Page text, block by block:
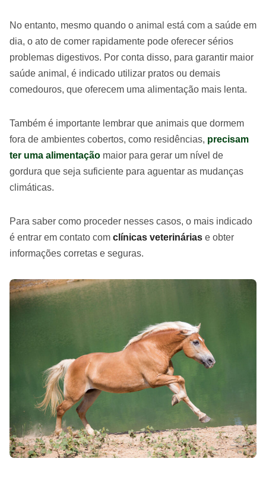
No entanto, mesmo quando o animal está com a saúde em
dia, o ato de comer rapidamente pode oferecer sérios
problemas digestivos. Por conta disso, para garantir maior
saúde animal, é indicado utilizar pratos ou demais
comedouros, que oferecem uma alimentação mais lenta.
Também é importante lembrar que animais que dormem
fora de ambientes cobertos, como residências, precisam
ter uma alimentação maior para gerar um nível de
gordura que seja suficiente para aguentar as mudanças
climáticas.
Para saber como proceder nesses casos, o mais indicado
é entrar em contato com clínicas veterinárias e obter
informações corretas e seguras.